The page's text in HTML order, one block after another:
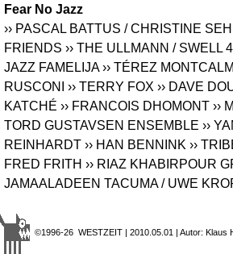
Fear No Jazz
›› PASCAL BATTUS / CHRISTINE
FRIENDS ›› THE ULLMANN / SWELL 4
JAZZ FAMELIJA ›› TÉREZ MONTCALM
RUSCONI
›› TERRY FOX ›› DAVE
KATCHÉ ›› FRANCOIS DHOMONT ››
TORD GUSTAVSEN ENSEMBLE ››
REINHARDT ›› HAN BENNINK ››
FRED FRITH ›› RIAZ KHABIRPOUR
JAMAALADEEN TACUMA / UWE
©1996-26 WESTZEIT | 2010.05.01 | Autor: Klaus